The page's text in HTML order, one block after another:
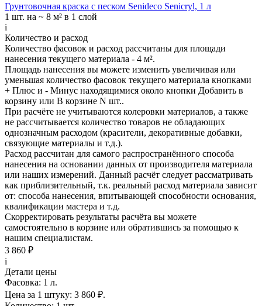
Грунтовочная краска с песком Senideco Senicryl, 1 л
1 шт. на ~ 8 м² в 1 слой
i
Количество и расход
Количество фасовок и расход рассчитаны для площади
нанесения текущего материала - 4 м².
Площадь нанесения вы можете изменить увеличивая или
уменьшая количество фасовок текущего материала кнопками
+ Плюс и - Минус находящимися около кнопки Добавить в
корзину или В корзине N шт..
При расчёте не учитываются колеровки материалов, а также
не рассчитывается количество товаров не обладающих
однозначным расходом (красители, декоративные добавки,
связующие материалы и т.д.).
Расход рассчитан для самого распространённого способа
нанесения на основании данных от производителя материала
или наших измерений. Данный расчёт следует рассматривать
как приблизительный, т.к. реальный расход материала зависит
от: способа нанесения, впитывающей способности основания,
квалификации мастера и т.д.
Скорректировать результаты расчёта вы можете
самостоятельно в корзине или обратившись за помощью к
нашим специалистам.
3 860 ₽
i
Детали цены
Фасовка: 1 л.
Цена за 1 штуку: 3 860 ₽.